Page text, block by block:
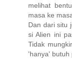
melihat
masa ke
Dan dari situ
si Alien ini
Tidak
'hanya' butuh